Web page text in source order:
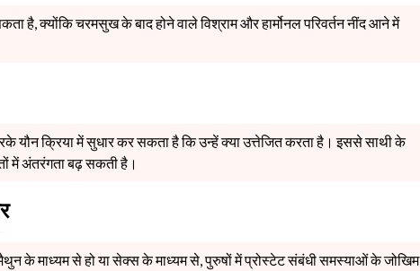
है, क्योंकि चरमसुख के बाद होने वाले विश्राम और हार्मोनल परिवर्तन नींद आने में
यौन क्रिया में सुधार कर सकता है कि उन्हें क्या उत्तेजित करता है। इससे साथी के
में अंतरंगता बढ़ सकती है।
के माध्यम से हो या सेक्स के माध्यम से, पुरुषों में प्रोस्टेट संबंधी समस्याओं के जोखिम